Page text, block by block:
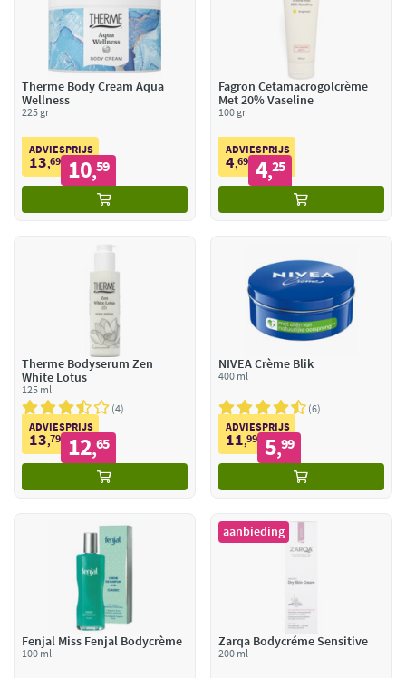
Therme Body Cream Aqua
Wellness
225 gr
ADVIESPRIJS
13,69 10,59
Fagron Cetamacrogolcrème
Met 20% Vaseline
100 gr
ADVIESPRIJS
4,69 4,25
Therme Bodyserum Zen
White Lotus
125 ml
4
ADVIESPRIJS
13,79 12,65
NIVEA Crème Blik
400 ml
6
ADVIESPRIJS
11,99 5,99
Fenjal Miss Fenjal Bodycrème
100 ml
aanbieding
Zarqa Bodycréme Sensitive
200 ml